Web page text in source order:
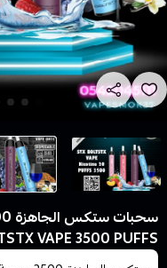
VAPE 3500 PUFFS